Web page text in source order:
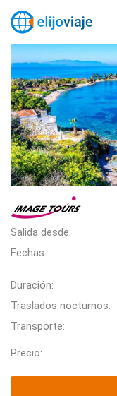
Salida desde:
Fechas:
Duración:
Traslados nocturnos:
Transporte:
Precio: